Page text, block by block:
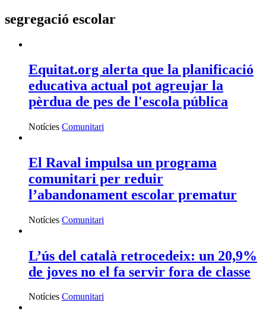
segregació escolar
Equitat.org alerta que la planificació
educativa actual pot agreujar la
pèrdua de pes de l'escola pública
Notícies Comunitari
El Raval impulsa un programa
comunitari per reduir
l’abandonament escolar prematur
Notícies Comunitari
L’ús del català retrocedeix: un 20,9%
de joves no el fa servir fora de classe
Notícies Comunitari